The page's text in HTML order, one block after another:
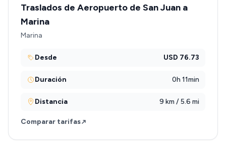
Traslados de Aeropuerto de San Juan a
Marina
Marina
Desde USD 76.73
Duración 0h 11min
Distancia 9 km / 5.6 mi
Comparar tarifas